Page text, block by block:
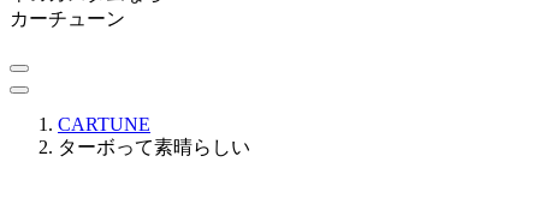
カーチューン
CARTUNE
ターボって素晴らしい